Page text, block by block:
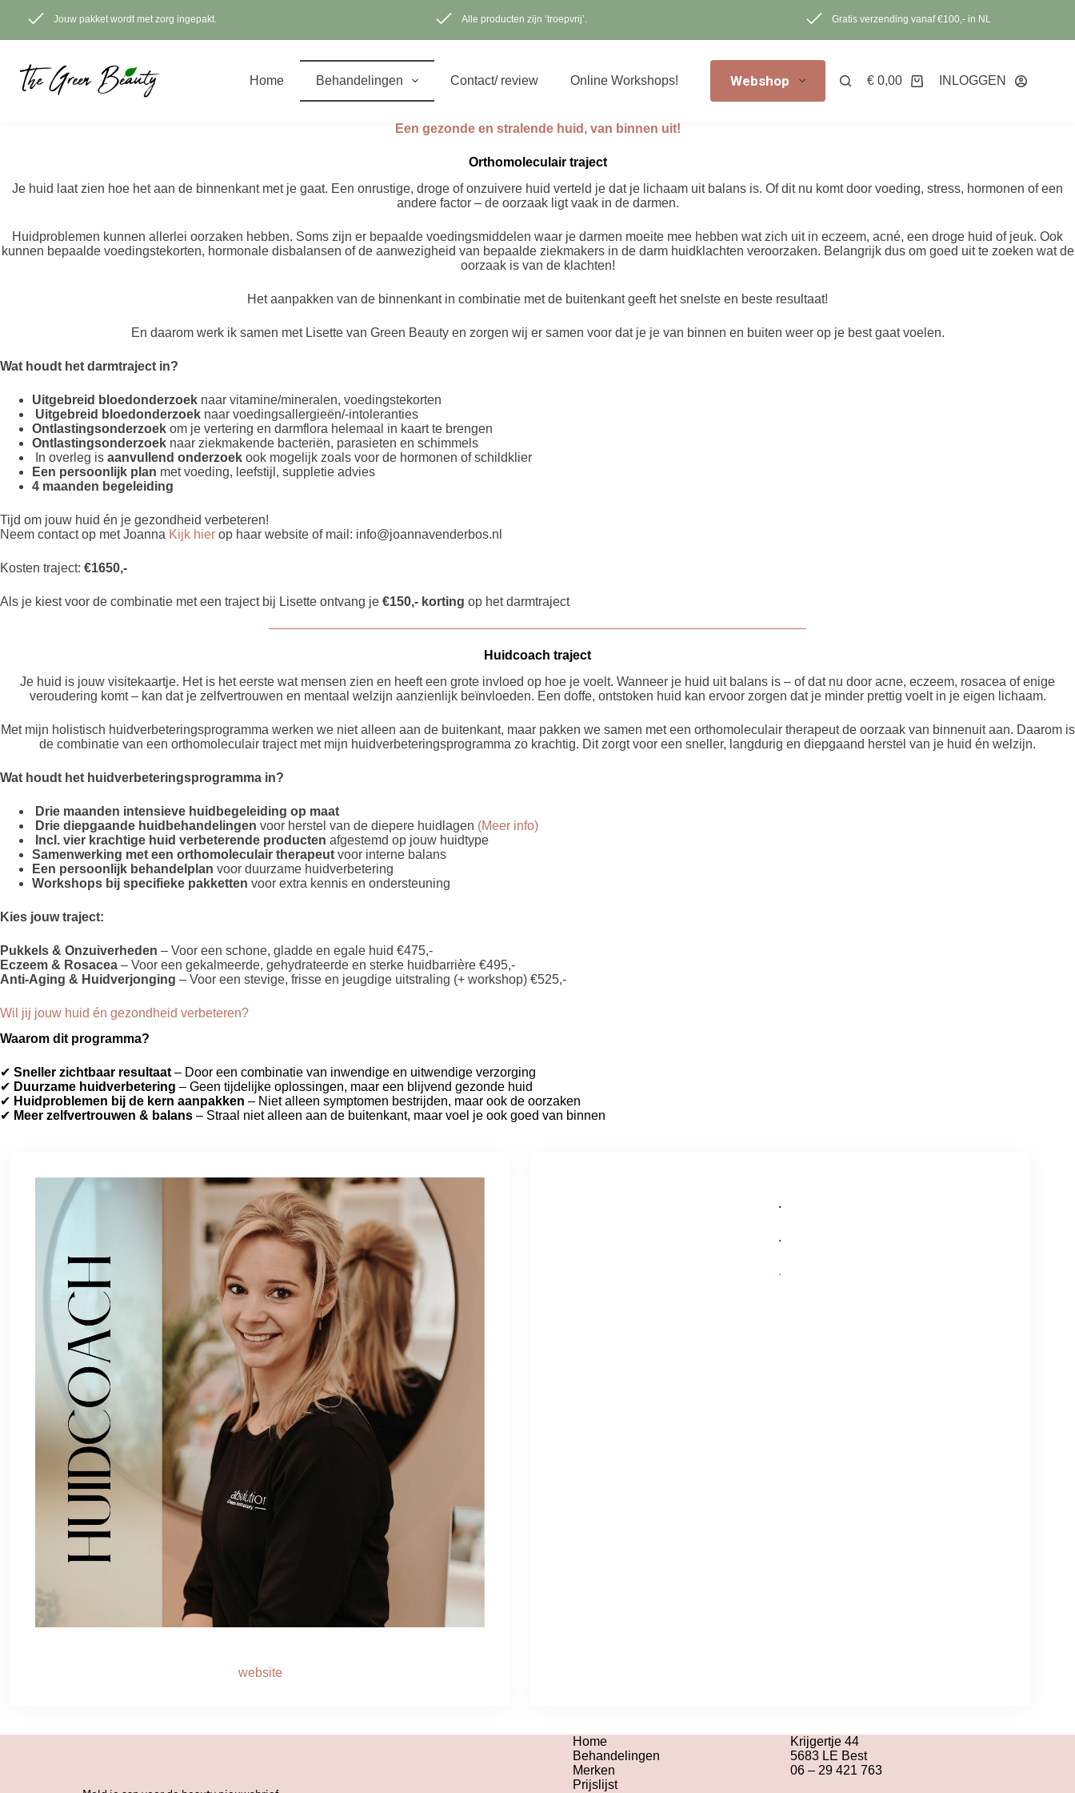
Jouw pakket wordt met zorg ingepakt. Alle producten zijn ‘troepvrij’. Gratis verzending vanaf €100,- in NL
Home Behandelingen Contact/ review Online Workshops! Webshop Winkelwagen
€0,00 INLOGGEN
Een gezonde en stralende huid, van binnen uit!
Orthomoleculair traject
Je huid laat zien hoe het aan de binnenkant met je gaat. Een onrustige, droge of onzuivere huid verteld je dat je lichaam uit balans is. Of dit nu komt door voeding, stress, hormonen of een
andere factor – de oorzaak ligt vaak in de darmen.
Huidproblemen kunnen allerlei oorzaken hebben. Soms zijn er bepaalde voedingsmiddelen waar je darmen moeite mee hebben wat zich uit in eczeem, acné, een droge huid of jeuk. Ook
kunnen bepaalde voedingstekorten, hormonale disbalansen of de aanwezigheid van bepaalde ziekmakers in de darm huidklachten veroorzaken. Belangrijk dus om goed uit te zoeken wat de
oorzaak is van de klachten!
Het aanpakken van de binnenkant in combinatie met de buitenkant geeft het snelste en beste resultaat!
En daarom werk ik samen met Lisette van Green Beauty en zorgen wij er samen voor dat je je van binnen en buiten weer op je best gaat voelen.
Wat houdt het darmtraject in?
Uitgebreid bloedonderzoek naar vitamine/mineralen, voedingstekorten
Uitgebreid bloedonderzoek naar voedingsallergieën/-intoleranties
Ontlastingsonderzoek om je vertering en darmflora helemaal in kaart te brengen
Ontlastingsonderzoek naar ziekmakende bacteriën, parasieten en schimmels
In overleg is aanvullend onderzoek ook mogelijk zoals voor de hormonen of schildklier
Een persoonlijk plan met voeding, leefstijl, suppletie advies
4 maanden begeleiding
Tijd om jouw huid én je gezondheid verbeteren!
Neem contact op met Joanna Kijk hier op haar website of mail: info@joannavenderbos.nl
Kosten traject: €1650,-
Als je kiest voor de combinatie met een traject bij Lisette ontvang je €150,- korting op het darmtraject
Huidcoach traject
Je huid is jouw visitekaartje. Het is het eerste wat mensen zien en heeft een grote invloed op hoe je voelt. Wanneer je huid uit balans is – of dat nu door acne, eczeem, rosacea of enige
veroudering komt – kan dat je zelfvertrouwen en mentaal welzijn aanzienlijk beïnvloeden. Een doffe, ontstoken huid kan ervoor zorgen dat je minder prettig voelt in je eigen lichaam.
Met mijn holistisch huidverbeteringsprogramma werken we niet alleen aan de buitenkant, maar pakken we samen met een orthomoleculair therapeut de oorzaak van binnenuit aan. Daarom is
de combinatie van een orthomoleculair traject met mijn huidverbeteringsprogramma zo krachtig. Dit zorgt voor een sneller, langdurig en diepgaand herstel van je huid én welzijn.
Wat houdt het huidverbeteringsprogramma in?
Drie maanden intensieve huidbegeleiding op maat
Drie diepgaande huidbehandelingen voor herstel van de diepere huidlagen (Meer info)
Incl. vier krachtige huid verbeterende producten afgestemd op jouw huidtype
Samenwerking met een orthomoleculair therapeut voor interne balans
Een persoonlijk behandelplan voor duurzame huidverbetering
Workshops bij specifieke pakketten voor extra kennis en ondersteuning
Kies jouw traject:
Pukkels & Onzuiverheden – Voor een schone, gladde en egale huid €475,-
Eczeem & Rosacea – Voor een gekalmeerde, gehydrateerde en sterke huidbarrière €495,-
Anti-Aging & Huidverjonging – Voor een stevige, frisse en jeugdige uitstraling (+ workshop) €525,-
Wil jij jouw huid én gezondheid verbeteren?
Waarom dit programma?
✔ Sneller zichtbaar resultaat – Door een combinatie van inwendige en uitwendige verzorging
✔ Duurzame huidverbetering – Geen tijdelijke oplossingen, maar een blijvend gezonde huid
✔ Huidproblemen bij de kern aanpakken – Niet alleen symptomen bestrijden, maar ook de oorzaken
✔ Meer zelfvertrouwen & balans – Straal niet alleen aan de buitenkant, maar voel je ook goed van binnen
website
.
.
.
Home
Behandelingen
Merken
Prijslijst
Krijgertje 44
5683 LE Best
06 – 29 421 763